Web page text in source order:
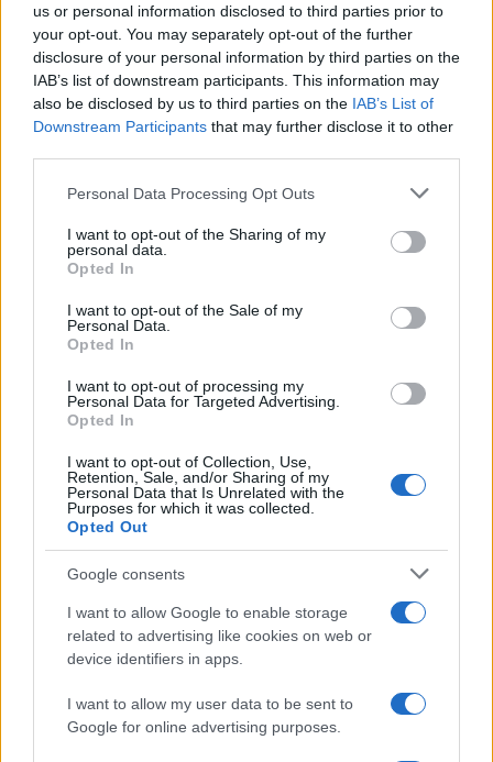
us or personal information disclosed to third parties prior to
your opt-out. You may separately opt-out of the further
disclosure of your personal information by third parties on the
IAB’s list of downstream participants. This information may
also be disclosed by us to third parties on the IAB’s List of
Downstream Participants that may further disclose it to other
Please note that this website/app uses one or more Google
not limited to your visit or usage behaviour. You may click to
grant or deny consent to Google and its third-party tags to
use your data for below specified purposes in below Google
consent section.
Personal Data Processing Opt Outs
I want to opt-out of the Sharing of my
personal data.
Opted In
I want to opt-out of the Sale of my
Personal Data.
Opted In
I want to opt-out of processing my
Personal Data for Targeted Advertising.
Opted In
I want to opt-out of Collection, Use,
Retention, Sale, and/or Sharing of my
Personal Data that Is Unrelated with the
Purposes for which it was collected.
Opted Out
Google consents
I want to allow Google to enable storage
related to advertising like cookies on web or
device identifiers in apps.
I want to allow my user data to be sent to
Google for online advertising purposes.
Continua a leggere
Esplorare il Giardino delle Meraviglie: piante
Cristian Castiglioni · 6 Ago 2026
LIFESTYLE